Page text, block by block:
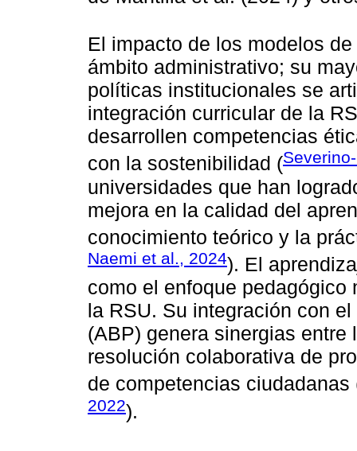
El impacto de los modelos
ámbito administrativo; su
políticas institucionales se
integración curricular de la
desarrollen competencias
con la sostenibilidad (
universidades que han
mejora en la calidad del
conocimiento teórico y la
Naemi et al., 2024). El
como el enfoque
la RSU. Su integración con
(ABP) genera sinergias
resolución colaborativa de
de competencias ciudadanas
2022).